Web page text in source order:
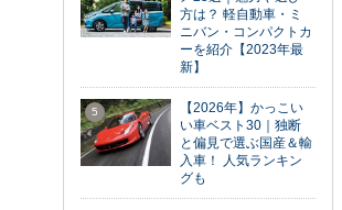
方は？ 軽自動車・ミ
ニバン・コンパクトカ
ーを紹介【2023年最
新】
5
【2026年】かっこい
い車ベスト30｜独断
と偏見で選ぶ国産＆輸
入車！ 人気ランキン
グも